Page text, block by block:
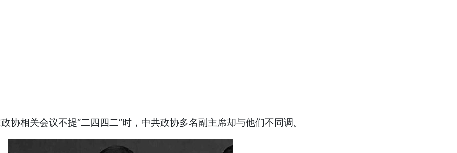
相关会议不提“二四四二”时，中共政协多名副主席却与他们不同调。